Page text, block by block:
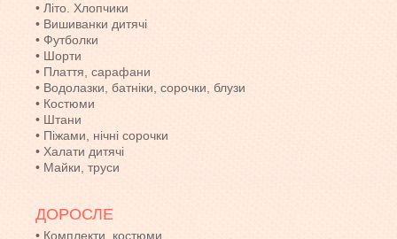
• Літо. Хлопчики
• Вишиванки дитячі
• Футболки
• Шорти
• Плаття, сарафани
• Водолазки, батніки, сорочки, блузи
• Костюми
• Штани
• Піжами, нічні сорочки
• Халати дитячі
• Майки, труси
ДОРОСЛЕ
• Комплекти, костюми